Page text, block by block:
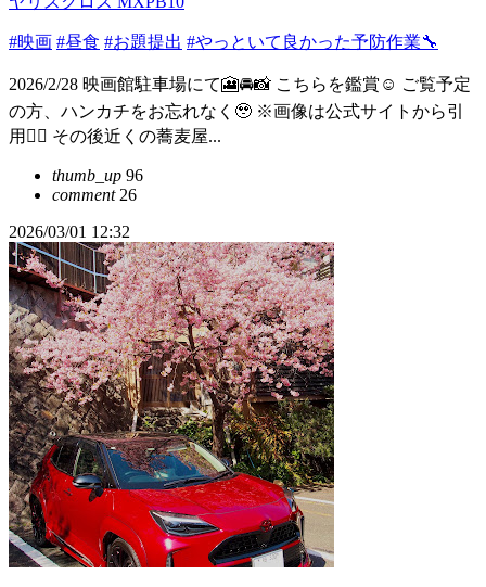
#映画 #昼食 #お題提出 #やっといて良かった予防作業🔧
2026/2/28 映画館駐車場にて🎦🚘📸 こちらを鑑賞☺️ ご覧予定
の方、ハンカチをお忘れなく🥹 ※画像は公式サイトから引
用🙇‍♂️ その後近くの蕎麦屋...
thumb_up 96
comment26
2026/03/01 12:32